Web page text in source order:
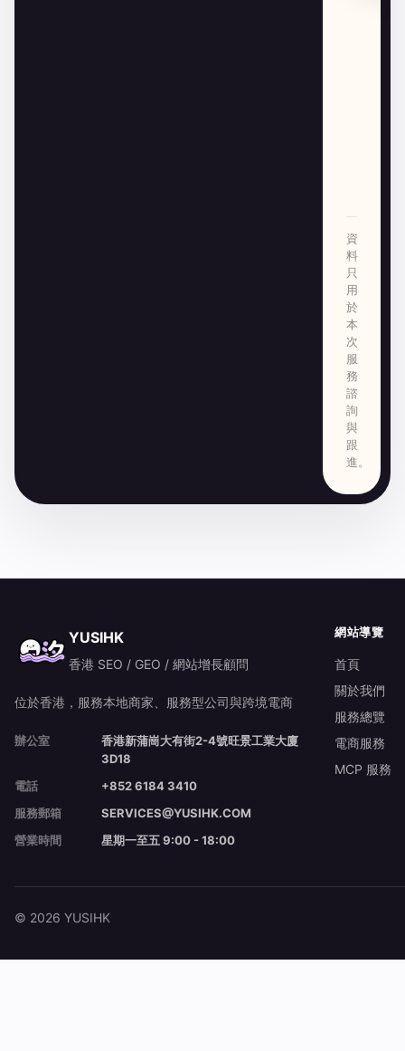
資
料
只
用
於
本
次
服
務
諮
詢
與
跟
進。
YUSIHK
香港 SEO / GEO / 網站增長顧問
位於香港，服務本地商家、服務型公司與跨境電商
辦公室
香港新蒲崗大有街2-4號旺景工業大廈
3D18
電話
+852 6184 3410
服務郵箱
SERVICES@YUSIHK.COM
營業時間
星期一至五 9:00 - 18:00
網站導覽
首頁
關於我們
服務總覽
電商服務
MCP 服務
© 2026 YUSIHK